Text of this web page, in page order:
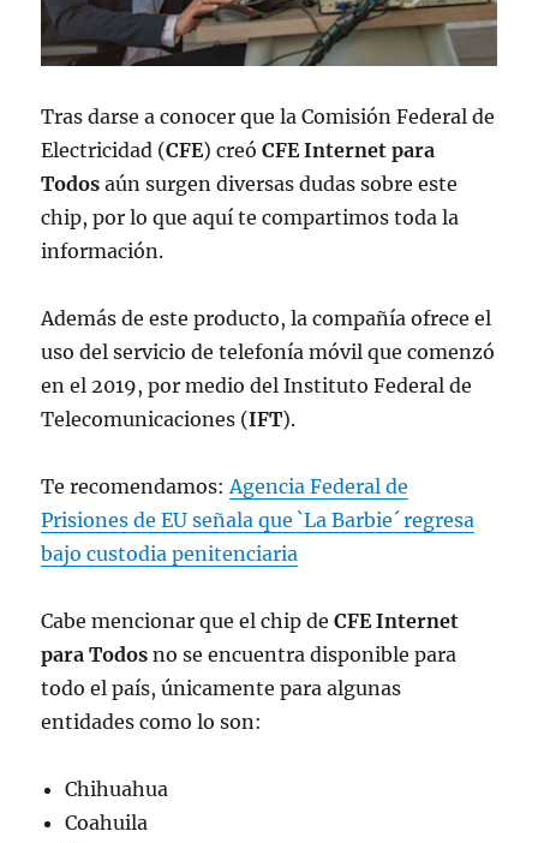
Tras darse a conocer que la Comisión Federal de
Electricidad (CFE) creóCFE Internet para
Todos aún surgen diversas dudas sobre este
chip, por lo que aquí te compartimos toda la
información.
Además de este producto, la compañía ofrece el
uso del servicio de telefonía móvil que comenzó
en el 2019, por medio del Instituto Federal de
Telecomunicaciones (IFT).
Te recomendamos: Agencia Federal de
Prisiones de EU señala que `La Barbie´ regresa
bajo custodia penitenciaria
Cabe mencionar que el chip deCFE Internet
para Todos no se encuentra disponible para
todo el país, únicamente para algunas
entidades como lo son:
Chihuahua
Coahuila